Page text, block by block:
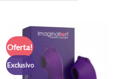
Oferta!
Exclusivo